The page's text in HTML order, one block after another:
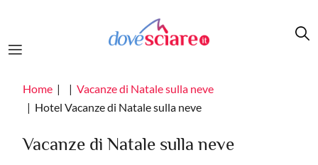
Home
Vacanze di Natale sulla neve
Hotel Vacanze di Natale sulla neve
Vacanze di Natale sulla neve